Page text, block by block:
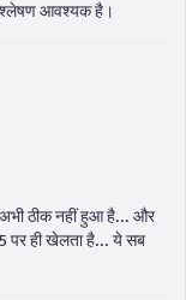
आवश्यक है।
अभी ठीक नहीं हुआ है... और
5 पर ही खेलता है... ये सब